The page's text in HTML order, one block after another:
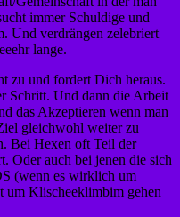
immer Schuldige und
Und verdrängen zelebriert
lange.
zu und fordert Dich heraus.
Schritt. Und dann die Arbeit
das Akzeptieren wenn man
gleichwohl weiter zu
Bei Hexen oft Teil der
Oder auch bei jenen die sich
(wenn es wirklich um
um Klischeeklimbim gehen